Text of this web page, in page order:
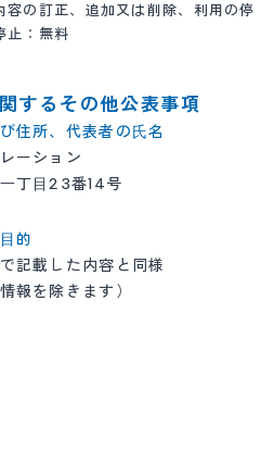
の訂正、追加又は削除、利用の停
止：無料
するその他公表事項
住所、代表者の⽒名
ーション
丁⽬23番14号
的
記載した内容と同様
報を除きます）